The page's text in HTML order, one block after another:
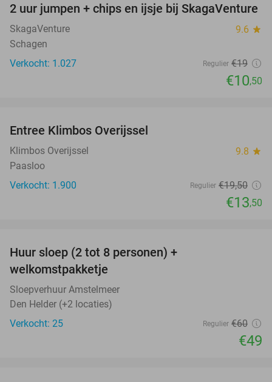
45%
2 uur jumpen + chips en ijsje bij SkagaVenture
SkagaVenture 9.6 star
Schagen
Verkocht: 1.027
Regulier €19
€10,50
Entree Klimbos Overijssel
Klimbos Overijssel 9.8 star
Paasloo
Verkocht: 1.900
Regulier €19,50
€13,50
Huur sloep (2 tot 8 personen) +
welkomstpakketje
Sloepverhuur Amstelmeer
Den Helder (+2 locaties)
Verkocht: 25
Regulier €60
€49